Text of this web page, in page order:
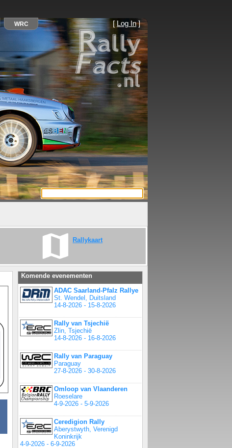
[ Log In]
Rallykaart
Komende evenementen
ADAC Saarland-Pfalz Rallye
St. Wendel, Duitsland
14-8-2026 - 15-8-2026
Rally van Tsjechië
Zlin, Tsjechië
14-8-2026 - 16-8-2026
Rally van Paraguay
Paraguay
27-8-2026 - 30-8-2026
Omloop van Vlaanderen
Roeselare
4-9-2026 - 5-9-2026
Ceredigion Rally
Aberystwyth, Verenigd
Koninkrijk
4-9-2026 - 6-9-2026